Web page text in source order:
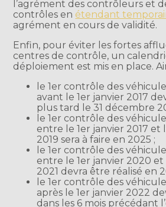
l’agrément des contrôleurs et
contrôles en étendant
agrément en cours de validité.
Enfin, pour éviter les fortes
centres de contrôle, un
déploiement est mis en place.
le 1er contrôle des
avant le 1er janvier 2017
plus tard le 31 décembre
le 1er contrôle des
entre le 1er janvier 2017 et
2019 sera à faire en 2025 ;
le 1er contrôle des
entre le 1er janvier 2020
2021 devra être réalisé en
le 1er contrôle des
après le 1er janvier 2022
dans les 6 mois précédant